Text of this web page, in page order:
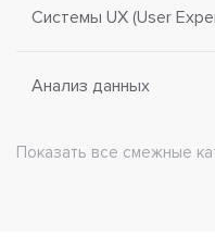
Системы UX (User
Анализ данных
Показать все смежные